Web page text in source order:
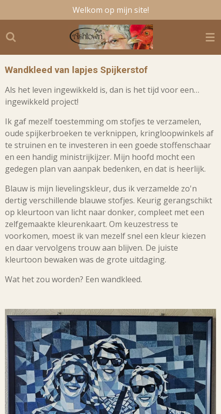
direct
naar
hoofdinhoud
Welkom op mijn site!
Wandkleed van lapjes Spijkerstof
Als het leven ingewikkeld is, dan is het tijd voor een…
ingewikkeld project!
Ik gaf mezelf toestemming om stofjes te verzamelen,
oude spijkerbroeken te verknippen, kringloopwinkels af
te struinen en te investeren in een goede stoffenschaar
en een handig ministrijkijzer. Mijn hoofd mocht een
gedegen plan van aanpak bedenken, en dat is heerlijk.
Blauw is mijn lievelingskleur, dus ik verzamelde zo'n
dertig verschillende blauwe stofjes. Keurig gerangschikt
op kleurtoon van licht naar donker, compleet met een
zelfgemaakte kleurenkaart. Om keuzestress te
voorkomen, moest ik van mezelf snel een kleur kiezen
en daar vervolgens trouw aan blijven. De juiste
kleurtoon bewaken was de grote uitdaging.
Wat het zou worden? Een wandkleed.